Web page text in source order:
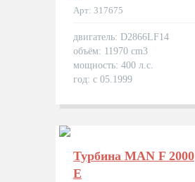
Арт: 317675
двигатель: D2866LF14
объём: 11970 cm3
мощность: 400 л.с.
год: с 05.1999
Турбина MAN F 2000
E